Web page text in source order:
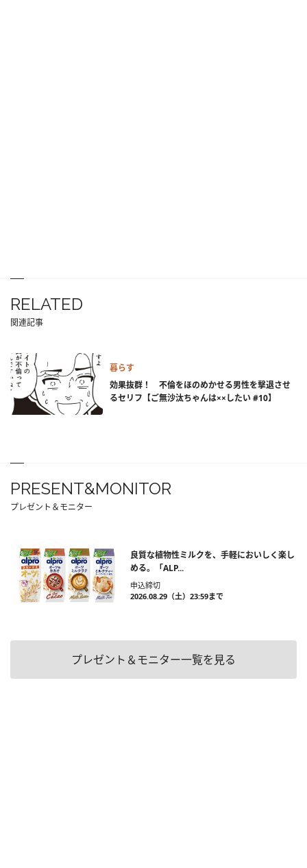
RELATED
関連記事
暮らす
効果抜群！ 不倫をほのめかせる男性を撃退させ
るセリフ【ご無沙汰ちゃんは××したい #10】
PRESENT&MONITOR
プレゼント＆モニター
良質な植物性ミルクを、手軽においしく楽し
める。「ALP...
申込締切
2026.08.29（土）23:59まで
プレゼント＆モニター一覧を見る